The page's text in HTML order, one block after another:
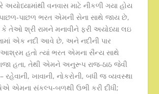
અયોધ્યામાંથી વનવાસ માટે નીકળી ગયા હોય
પાછળ ભરત એમની સેના સાથે જાય છે,
તેઓ શ્રી રામને મનાવીને ફરી અયોધ્યા લઇ
એક નદી આવે છે, અને નદીની પાર
આશ્રમ હતો ત્યાં ભરત એમના સૈન્ય સાથે
હતા, તેથી એમને અનુરૂપ રાજ-ઠાઠ જેવી
ખાવાની, નોકરોની, બધી જ વ્યવસ્થા
એમના સંકલ્પ-બળથી ઉભી કરી દીધી;